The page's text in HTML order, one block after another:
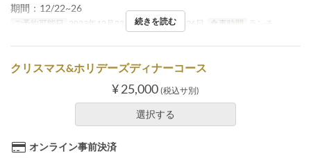
期間：12/22~26
ご予約可能日 2023年12月22日 ~ 2023年12月26日 食事時間 ランチ
続きを読む
クリスマス&ホリデーズディナーコース
¥ 25,000 (税込サ別)
選択する
オンライン事前決済